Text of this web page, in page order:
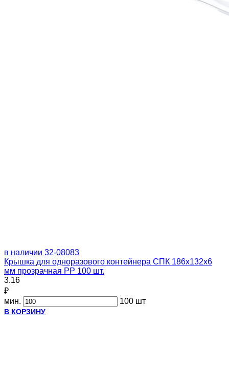
в наличии 32-08083
Крышка для одноразового контейнера СПК 186х132х6
мм прозрачная PP 100 шт.
3.16
₽
мин.
100 шт
В КОРЗИНУ